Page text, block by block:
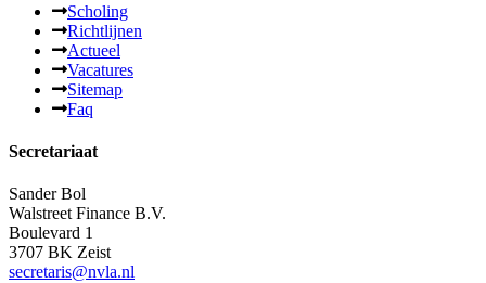
Scholing
Richtlijnen
Actueel
Vacatures
Sitemap
Faq
Secretariaat
Sander Bol
Walstreet Finance B.V.
Boulevard 1
3707 BK Zeist
secretaris@nvla.nl